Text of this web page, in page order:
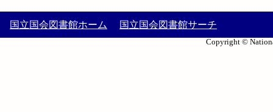
国立国会図書館ホーム 国立国会図書館サーチ
Copyright ©